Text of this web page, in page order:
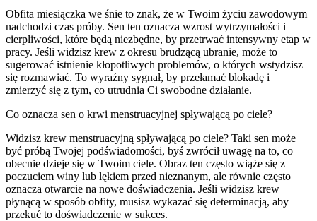
Obfita miesiączka we śnie to znak, że w Twoim życiu zawodowym
nadchodzi czas próby. Sen ten oznacza wzrost wytrzymałości i
cierpliwości, które będą niezbędne, by przetrwać intensywny etap w
pracy. Jeśli widzisz krew z okresu brudzącą ubranie, może to
sugerować istnienie kłopotliwych problemów, o których wstydzisz
się rozmawiać. To wyraźny sygnał, by przełamać blokadę i
zmierzyć się z tym, co utrudnia Ci swobodne działanie.
Co oznacza sen o krwi menstruacyjnej spływającą po ciele?
Widzisz krew menstruacyjną spływającą po ciele? Taki sen może
być próbą Twojej podświadomości, byś zwrócił uwagę na to, co
obecnie dzieje się w Twoim ciele. Obraz ten często wiąże się z
poczuciem winy lub lękiem przed nieznanym, ale równie często
oznacza otwarcie na nowe doświadczenia. Jeśli widzisz krew
płynącą w sposób obfity, musisz wykazać się determinacją, aby
przekuć to doświadczenie w sukces.